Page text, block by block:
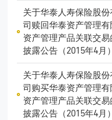
关于华泰人寿保险股
司赎回华泰资产管理有
资产管理产品关联交
披露公告（2015年4月）
关于华泰人寿保险股
司购买华泰资产管理有
资产管理产品关联交
披露公告（2015年4月）